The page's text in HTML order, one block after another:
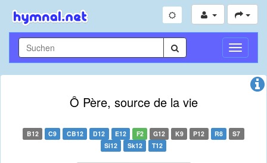
Ô Père, source de la vie
B12 C9 CB12 D12 E12 F2 G12 K9 P12 R8
S7
Si12
Sk12 T12